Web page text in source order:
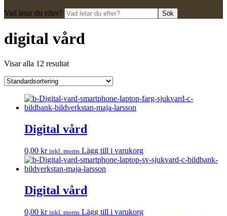
Vad letar du efter? Sök
digital vård
Visar alla 12 resultat
Digital vård
0,00 kr inkl. moms Lägg till i varukorg
Digital vård
0,00 kr inkl. moms Lägg till i varukorg